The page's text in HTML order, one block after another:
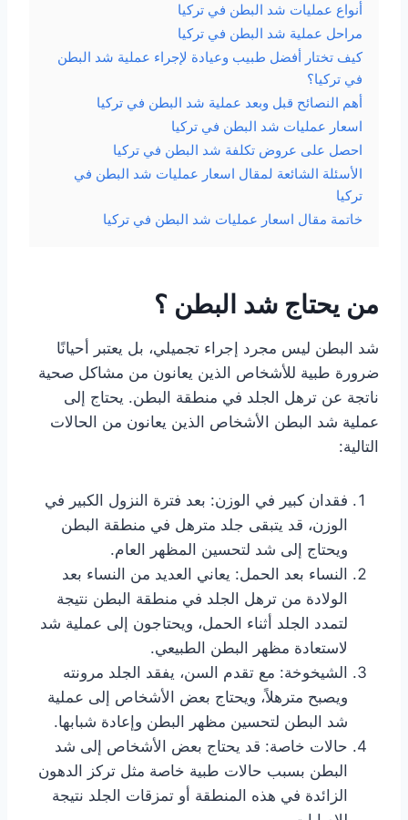
أنواع عمليات شد البطن في تركيا
مراحل عملية شد البطن في تركيا
كيف تختار أفضل طبيب وعيادة لإجراء عملية شد البطن
في تركيا؟
أهم النصائح قبل وبعد عملية شد البطن في تركيا
اسعار عمليات شد البطن في تركيا
احصل على عروض تكلفة شد البطن في تركيا
الأسئلة الشائعة لمقال اسعار عمليات شد البطن في
تركيا
خاتمة مقال اسعار عمليات شد البطن في تركيا
من يحتاج شد البطن ؟
شد البطن ليس مجرد إجراء تجميلي، بل يعتبر أحيانًا
ضرورة طبية للأشخاص الذين يعانون من مشاكل صحية
ناتجة عن ترهل الجلد في منطقة البطن. يحتاج إلى
عملية شد البطن الأشخاص الذين يعانون من الحالات
التالية:
فقدان كبير في الوزن: بعد فترة النزول الكبير في
الوزن، قد يتبقى جلد مترهل في منطقة البطن
ويحتاج إلى شد لتحسين المظهر العام.
النساء بعد الحمل: يعاني العديد من النساء بعد
الولادة من ترهل الجلد في منطقة البطن نتيجة
لتمدد الجلد أثناء الحمل، ويحتاجون إلى عملية شد
لاستعادة مظهر البطن الطبيعي.
الشيخوخة: مع تقدم السن، يفقد الجلد مرونته
ويصبح مترهلاً، ويحتاج بعض الأشخاص إلى عملية
شد البطن لتحسين مظهر البطن وإعادة شبابها.
حالات خاصة: قد يحتاج بعض الأشخاص إلى شد
البطن بسبب حالات طبية خاصة مثل تركز الدهون
الزائدة في هذه المنطقة أو تمزقات الجلد نتيجة